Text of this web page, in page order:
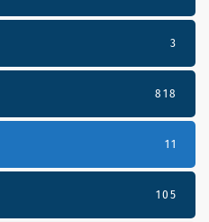
3
818
11
105